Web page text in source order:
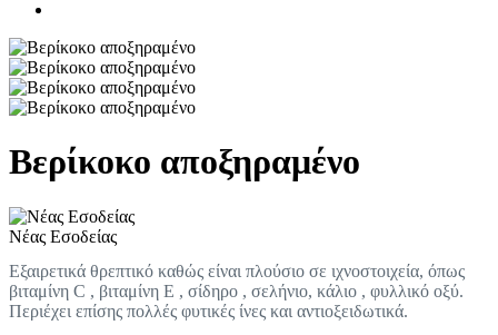
Βερίκοκο αποξηραμένο
Νέας Εσοδείας
Εξαιρετικά θρεπτικό καθώς είναι πλούσιο σε ιχνοστοιχεία, όπως
βιταμίνη C , βιταμίνη Ε , σίδηρο , σελήνιο, κάλιο , φυλλικό οξύ.
Περιέχει επίσης πολλές φυτικές ίνες και αντιοξειδωτικά.